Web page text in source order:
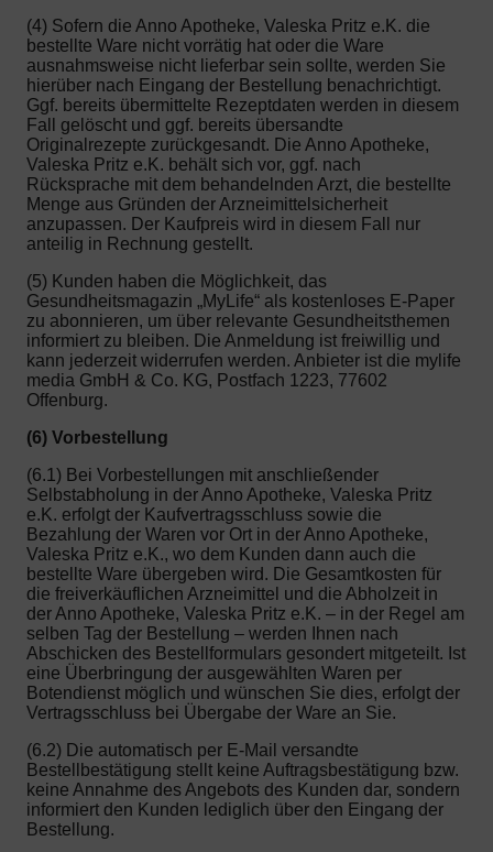
(4) Sofern die Anno Apotheke, Valeska Pritz e.K. die
bestellte Ware nicht vorrätig hat oder die Ware
ausnahmsweise nicht lieferbar sein sollte, werden Sie
hierüber nach Eingang der Bestellung benachrichtigt.
Ggf. bereits übermittelte Rezeptdaten werden in diesem
Fall gelöscht und ggf. bereits übersandte
Originalrezepte zurückgesandt. Die Anno Apotheke,
Valeska Pritz e.K. behält sich vor, ggf. nach
Rücksprache mit dem behandelnden Arzt, die bestellte
Menge aus Gründen der Arzneimittelsicherheit
anzupassen. Der Kaufpreis wird in diesem Fall nur
anteilig in Rechnung gestellt.
(5) Kunden haben die Möglichkeit, das
Gesundheitsmagazin „MyLife“ als kostenloses E-Paper
zu abonnieren, um über relevante Gesundheitsthemen
informiert zu bleiben. Die Anmeldung ist freiwillig und
kann jederzeit widerrufen werden. Anbieter ist die mylife
media GmbH & Co. KG, Postfach 1223, 77602
Offenburg.
(6) Vorbestellung
(6.1) Bei Vorbestellungen mit anschließender
Selbstabholung in der Anno Apotheke, Valeska Pritz
e.K. erfolgt der Kaufvertragsschluss sowie die
Bezahlung der Waren vor Ort in der Anno Apotheke,
Valeska Pritz e.K., wo dem Kunden dann auch die
bestellte Ware übergeben wird. Die Gesamtkosten für
die freiverkäuflichen Arzneimittel und die Abholzeit in
der Anno Apotheke, Valeska Pritz e.K. – in der Regel am
selben Tag der Bestellung – werden Ihnen nach
Abschicken des Bestellformulars gesondert mitgeteilt. Ist
eine Überbringung der ausgewählten Waren per
Botendienst möglich und wünschen Sie dies, erfolgt der
Vertragsschluss bei Übergabe der Ware an Sie.
(6.2) Die automatisch per E-Mail versandte
Bestellbestätigung stellt keine Auftragsbestätigung bzw.
keine Annahme des Angebots des Kunden dar, sondern
informiert den Kunden lediglich über den Eingang der
Bestellung.